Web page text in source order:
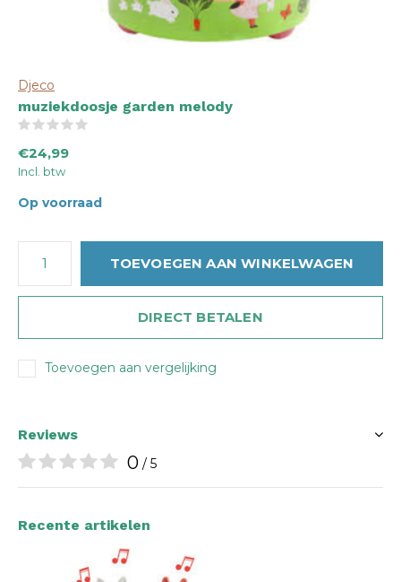
Djeco
muziekdoosje garden melody
€24,99
Incl. btw
Op voorraad
TOEVOEGEN AAN WINKELWAGEN
DIRECT BETALEN
Toevoegen aan vergelijking
Reviews
0 / 5
Recente artikelen